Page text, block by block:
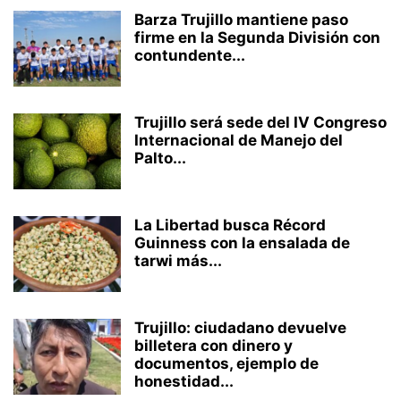
Barza Trujillo mantiene paso
firme en la Segunda División con
contundente...
Trujillo será sede del IV Congreso
Internacional de Manejo del
Palto...
La Libertad busca Récord
Guinness con la ensalada de
tarwi más...
Trujillo: ciudadano devuelve
billetera con dinero y
documentos, ejemplo de
honestidad...